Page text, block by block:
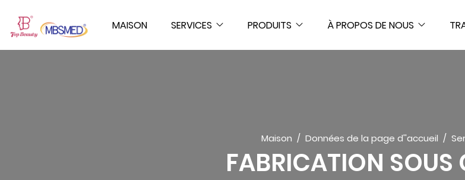
MAISON SERVICES PRODUITS À PROPOS DE NOUS
Maison Données de la page d''accueil
FABRICATION SOUS